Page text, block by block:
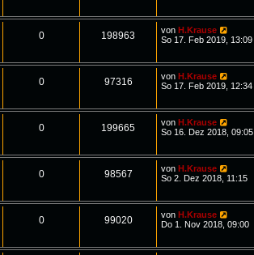
0 198963 vonH.Krause
So 17. Feb 2019, 13:09
0 97316 vonH.Krause
So 17. Feb 2019, 12:34
0 199665 vonH.Krause
So 16. Dez 2018, 09:05
0 98567 vonH.Krause
So 2. Dez 2018, 11:15
0 99020 vonH.Krause
Do 1. Nov 2018, 09:00